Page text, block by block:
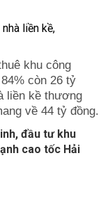
khu công
còn 26 tỷ
liền kề thương
về 44 tỷ đồng.
đầu tư khu
cao tốc Hải